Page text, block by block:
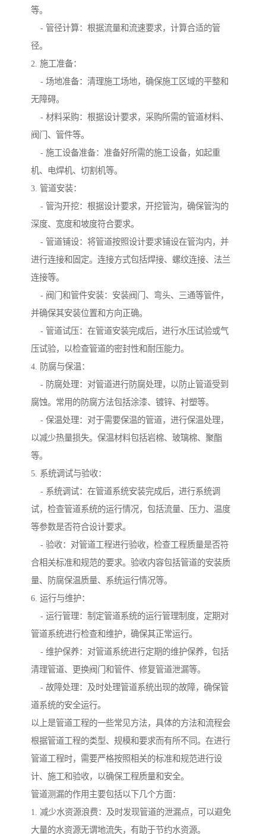
等。
- 管径计算：根据流量和流速要求，计算合适的管
径。
2. 施工准备：
- 场地准备：清理施工场地，确保施工区域的平整和
无障碍。
- 材料采购：根据设计要求，采购所需的管道材料、
阀门、管件等。
- 施工设备准备：准备好所需的施工设备，如起重
机、电焊机、切割机等。
3. 管道安装：
- 管沟开挖：根据设计要求，开挖管沟，确保管沟的
深度、宽度和坡度符合要求。
- 管道铺设：将管道按照设计要求铺设在管沟内，并
进行连接和固定。连接方式包括焊接、螺纹连接、法兰
连接等。
- 阀门和管件安装：安装阀门、弯头、三通等管件，
并确保其安装位置和方向正确。
- 管道试压：在管道安装完成后，进行水压试验或气
压试验，以检查管道的密封性和耐压能力。
4. 防腐与保温：
- 防腐处理：对管道进行防腐处理，以防止管道受到
腐蚀。常用的防腐方法包括涂漆、镀锌、衬塑等。
- 保温处理：对于需要保温的管道，进行保温处理，
以减少热量损失。保温材料包括岩棉、玻璃棉、聚酯
等。
5. 系统调试与验收：
- 系统调试：在管道系统安装完成后，进行系统调
试，检查管道系统的运行情况，包括流量、压力、温度
等参数是否符合设计要求。
- 验收：对管道工程进行验收，检查工程质量是否符
合相关标准和规范的要求。验收内容包括管道的安装质
量、防腐保温质量、系统运行情况等。
6. 运行与维护：
- 运行管理：制定管道系统的运行管理制度，定期对
管道系统进行检查和维护，确保其正常运行。
- 维护保养：对管道系统进行定期的维护保养，包括
清理管道、更换阀门和管件、修复管道泄漏等。
- 故障处理：及时处理管道系统出现的故障，确保管
道系统的安全运行。
以上是管道工程的一些常见方法，具体的方法和流程会
根据管道工程的类型、规模和要求而有所不同。在进行
管道工程时，需要严格按照相关的标准和规范进行设
计、施工和验收，以确保工程质量和安全。
管道测漏的作用主要包括以下几个方面：
1. 减少水资源浪费：及时发现管道的泄漏点，可以避免
大量的水资源无谓地流失，有助于节约水资源。